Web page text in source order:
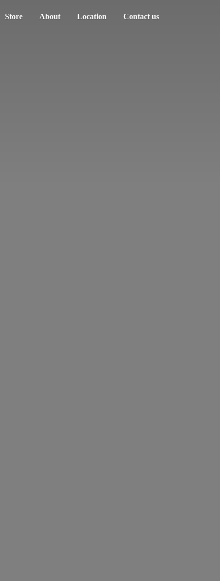
Store About Location Contact us